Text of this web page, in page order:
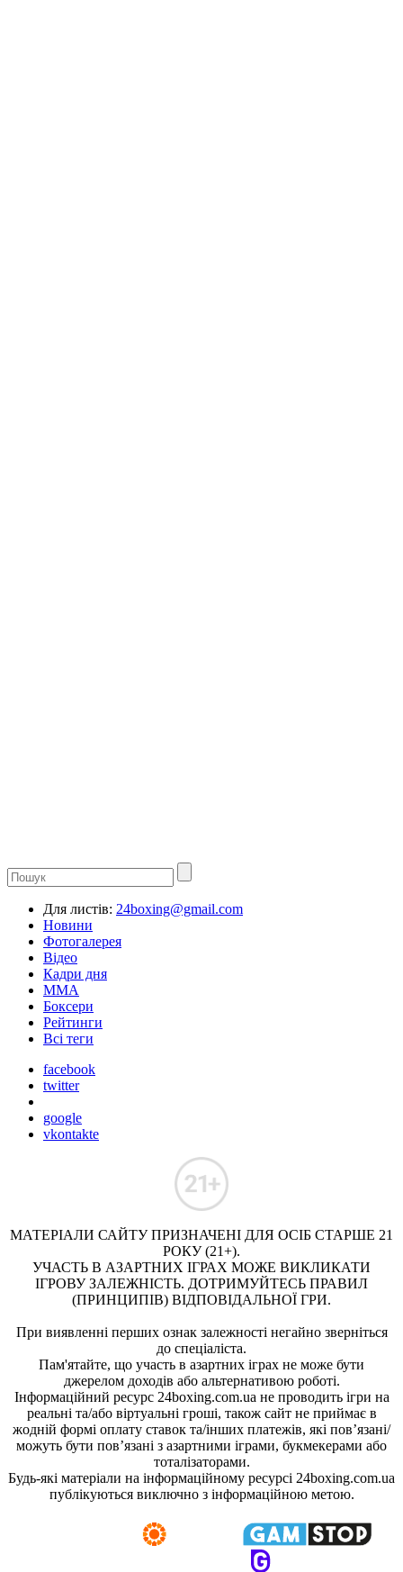
Для листів: 24boxing@gmail.com
Новини
Фотогалерея
Відео
Кадри дня
ММА
Боксери
Рейтинги
Всі теги
facebook
twitter
google
vkontakte
МАТЕРІАЛИ САЙТУ ПРИЗНАЧЕНІ ДЛЯ ОСІБ СТАРШЕ 21
РОКУ (21+).
УЧАСТЬ В АЗАРТНИХ ІГРАХ МОЖЕ ВИКЛИКАТИ
ІГРОВУ ЗАЛЕЖНІСТЬ. ДОТРИМУЙТЕСЬ ПРАВИЛ
(ПРИНЦИПІВ) ВІДПОВІДАЛЬНОЇ ГРИ.
При виявленні перших ознак залежності негайно зверніться
до спеціаліста.
Пам'ятайте, що участь в азартних іграх не може бути
джерелом доходів або альтернативою роботі.
Інформаційний ресурс 24boxing.com.ua не проводить ігри на
реальні та/або віртуальні гроші, також сайт не приймає в
жодній формі оплату ставок та/інших платежів, які пов’язані/
можуть бути пов’язані з азартними іграми, букмекерами або
тоталізаторами.
Будь-які матеріали на інформаційному ресурсі 24boxing.com.ua
публікуються виключно з інформаційною метою.